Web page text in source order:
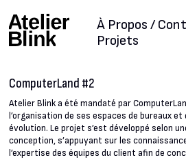
Projets
À Propos /
ComputerLand #2
Atelier Blink a été mandaté par
l’organisation de ses espaces de bureaux
évolution. Le projet s’est développé selon
conception, s’appuyant sur les
l’expertise des équipes du client afin de